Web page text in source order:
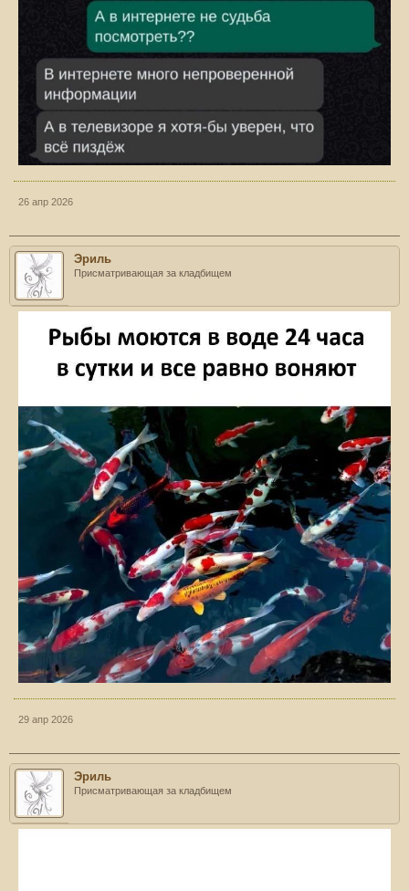
26 апр 2026
Эриль
Присматривающая за кладбищем
29 апр 2026
Эриль
Присматривающая за кладбищем